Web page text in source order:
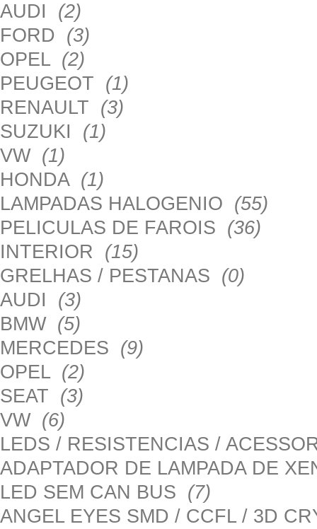
AUDI (2)
FORD (3)
OPEL (2)
PEUGEOT (1)
RENAULT (3)
SUZUKI (1)
VW (1)
HONDA (1)
LAMPADAS HALOGENIO (55)
PELICULAS DE FAROIS (36)
INTERIOR (15)
GRELHAS / PESTANAS (0)
AUDI (3)
BMW (5)
MERCEDES (9)
OPEL (2)
SEAT (3)
VW (6)
LEDS / RESISTENCIAS /
ADAPTADOR DE LAMPADA DE
LED SEM CAN BUS (7)
ANGEL EYES SMD / CCFL / 3D